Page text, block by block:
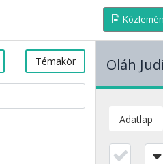
Témakör Oláh
Adatlap